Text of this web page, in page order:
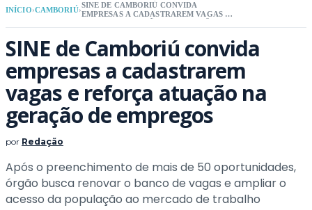
INÍCIO›CAMBORIÚ›
SINE DE CAMBORIÚ CONVIDA
EMPRESAS A CADASTRAREM VAGAS E
SINE de Camboriú convida
empresas a cadastrarem
vagas e reforça atuação na
geração de empregos
por Redação
Após o preenchimento de mais de 50 oportunidades,
órgão busca renovar o banco de vagas e ampliar o
acesso da população ao mercado de trabalho